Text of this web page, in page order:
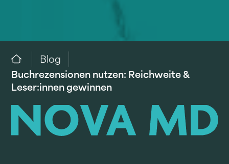
Blog
Buchrezensionen nutzen: Reichweite &
Leser:innen gewinnen